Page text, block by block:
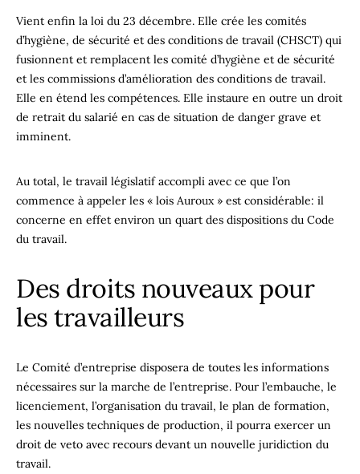
Vient enfin la loi du 23 décembre. Elle crée les comités
d’hygiène, de sécurité et des conditions de travail (CHSCT) qui
fusionnent et remplacent les comité d’hygiène et de sécurité
et les commissions d’amélioration des conditions de travail.
Elle en étend les compétences. Elle instaure en outre un droit
de retrait du salarié en cas de situation de danger grave et
imminent.
Au total, le travail législatif accompli avec ce que l’on
commence à appeler les « lois Auroux » est considérable: il
concerne en effet environ un quart des dispositions du Code
du travail.
Des droits nouveaux pour
les travailleurs
Le Comité d’entreprise disposera de toutes les informations
nécessaires sur la marche de l’entreprise. Pour l’embauche, le
licenciement, l’organisation du travail, le plan de formation,
les nouvelles techniques de production, il pourra exercer un
droit de veto avec recours devant un nouvelle juridiction du
travail.